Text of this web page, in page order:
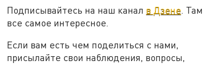
Подписывайтесь на наш канал в Дзене . Там
все самое интересное.
Если вам есть чем поделиться с нами,
присылайте свои наблюдения, вопросы,